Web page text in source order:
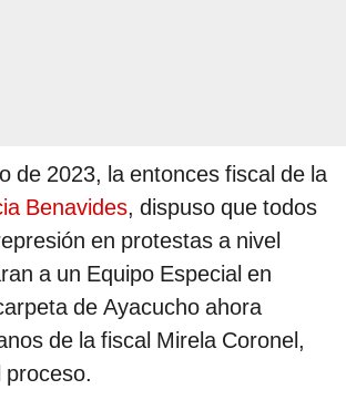
de 2023, la entonces fiscal de la
Benavides, dispuso que todos
en protestas a nivel
a un Equipo Especial en
de Ayacucho ahora
de la fiscal Mirela Coronel,
proceso.